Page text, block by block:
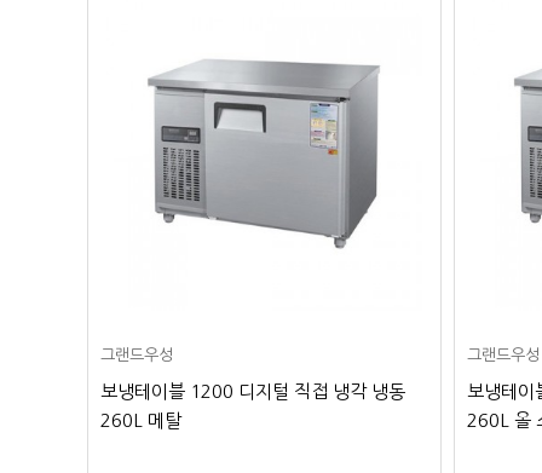
그랜드우성
보냉테이블 1200 디지털 직접 냉각 냉동
260L 메탈
그랜드우성
보냉테
260L 올